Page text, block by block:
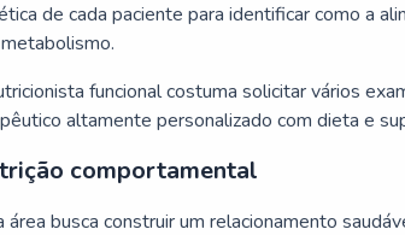
de cada paciente para identificar como a
funcional costuma solicitar vários
altamente personalizado com dieta e
comportamental
área busca construir um relacionamento